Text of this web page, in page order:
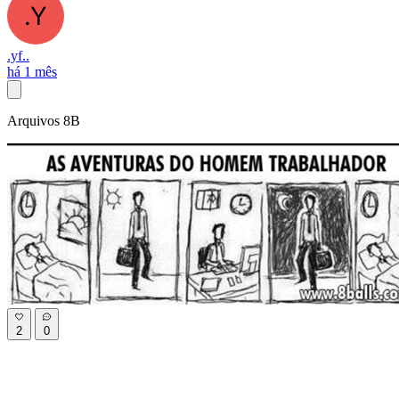
.yf..
há 1 mês
Arquivos 8B
2 0